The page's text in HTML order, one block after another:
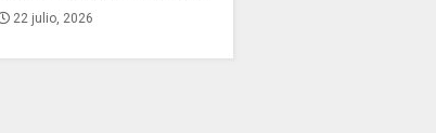
22 julio, 2026